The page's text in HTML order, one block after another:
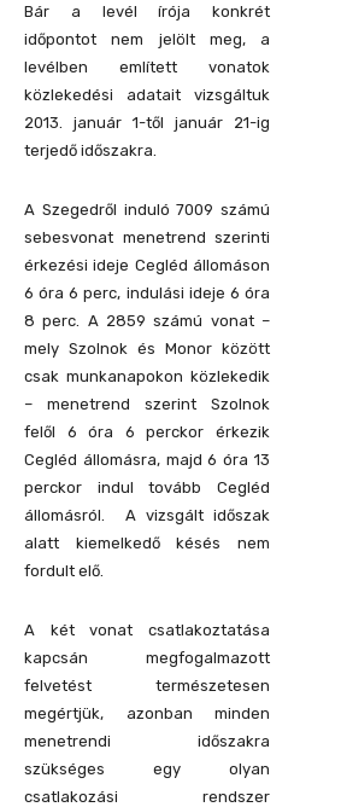
Bár a levél írója konkrét
időpontot nem jelölt meg, a
levélben említett vonatok
közlekedési adatait vizsgáltuk
2013. január 1-től január 21-ig
terjedő időszakra.
A Szegedről induló 7009 számú
sebesvonat menetrend szerinti
érkezési ideje Cegléd állomáson
6 óra 6 perc, indulási ideje 6 óra
8 perc. A 2859 számú vonat –
mely Szolnok és Monor között
csak munkanapokon közlekedik
– menetrend szerint Szolnok
felől 6 óra 6 perckor érkezik
Cegléd állomásra, majd 6 óra 13
perckor indul tovább Cegléd
állomásról. A vizsgált időszak
alatt kiemelkedő késés nem
fordult elő.
A két vonat csatlakoztatása
kapcsán megfogalmazott
felvetést természetesen
megértjük, azonban minden
menetrendi időszakra
szükséges egy olyan
csatlakozási rendszer